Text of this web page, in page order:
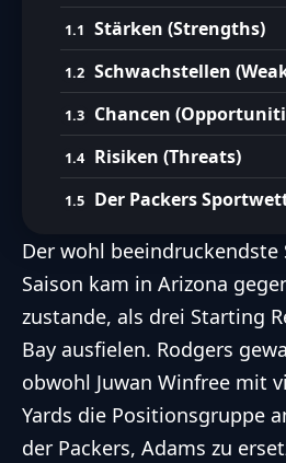
Stärken (Strengths)
Schwachstellen
Chancen
Risiken (Threats)
Der Packers
Der wohl beeindruckendste
Saison kam in Arizona
zustande, als drei Starting
Bay ausfielen. Rodgers
obwohl Juwan Winfree mit
Yards die Positionsgruppe
der Packers, Adams zu